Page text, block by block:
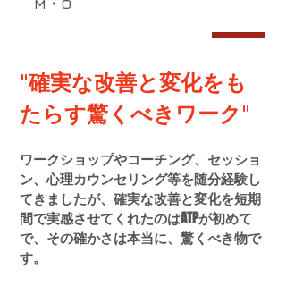
M・O
"確実な改善と変化をも
たらす驚くべきワーク"
ワークショップやコーチング、セッショ
ン、心理カウンセリング等を随分経験し
てきましたが、確実な改善と変化を短期
間で実感させてくれたのはATPが初めて
で、その確かさは本当に、驚くべき物で
す。